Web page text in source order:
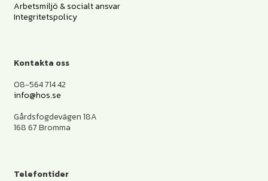
Arbetsmiljö & socialt ansvar
Integritetspolicy
Kontakta oss
08-564 714 42
info@hos.se
Gårdsfogdevägen 18A
168 67 Bromma
Telefontider